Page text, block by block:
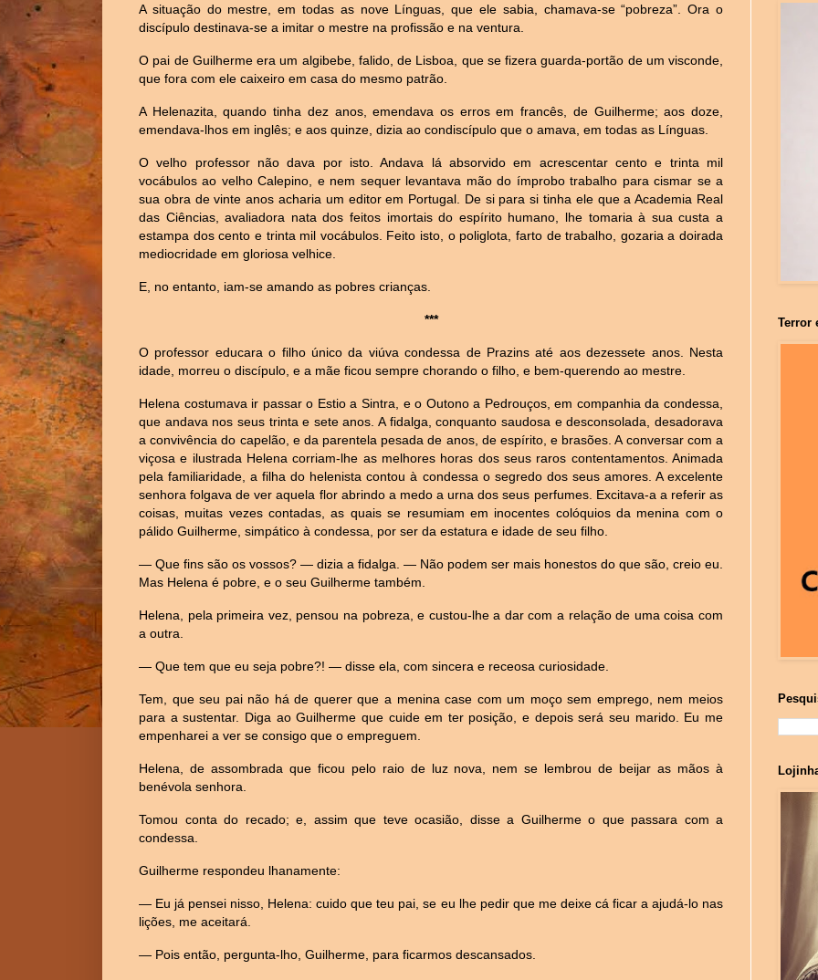
A situação do mestre, em todas as nove Línguas, que ele sabia, chamava-se “pobreza”. Ora o
discípulo destinava-se a imitar o mestre na profissão e na ventura.
O pai de Guilherme era um algibebe, falido, de Lisboa, que se fizera guarda-portão de um visconde,
que fora com ele caixeiro em casa do mesmo patrão.
A Helenazita, quando tinha dez anos, emendava os erros em francês, de Guilherme; aos doze,
emendava-lhos em inglês; e aos quinze, dizia ao condiscípulo que o amava, em todas as Línguas.
O velho professor não dava por isto. Andava lá absorvido em acrescentar cento e trinta mil
vocábulos ao velho Calepino, e nem sequer levantava mão do ímprobo trabalho para cismar se a
sua obra de vinte anos acharia um editor em Portugal. De si para si tinha ele que a Academia Real
das Ciências, avaliadora nata dos feitos imortais do espírito humano, lhe tomaria à sua custa a
estampa dos cento e trinta mil vocábulos. Feito isto, o poliglota, farto de trabalho, gozaria a doirada
mediocridade em gloriosa velhice.
E, no entanto, iam-se amando as pobres crianças.
***
O professor educara o filho único da viúva condessa de Prazins até aos dezessete anos. Nesta
idade, morreu o discípulo, e a mãe ficou sempre chorando o filho, e bem-querendo ao mestre.
Helena costumava ir passar o Estio a Sintra, e o Outono a Pedrouços, em companhia da condessa,
que andava nos seus trinta e sete anos. A fidalga, conquanto saudosa e desconsolada, desadorava
a convivência do capelão, e da parentela pesada de anos, de espírito, e brasões. A conversar com a
viçosa e ilustrada Helena corriam-lhe as melhores horas dos seus raros contentamentos. Animada
pela familiaridade, a filha do helenista contou à condessa o segredo dos seus amores. A excelente
senhora folgava de ver aquela flor abrindo a medo a urna dos seus perfumes. Excitava-a a referir as
coisas, muitas vezes contadas, as quais se resumiam em inocentes colóquios da menina com o
pálido Guilherme, simpático à condessa, por ser da estatura e idade de seu filho.
— Que fins são os vossos? — dizia a fidalga. — Não podem ser mais honestos do que são, creio eu.
Mas Helena é pobre, e o seu Guilherme também.
Helena, pela primeira vez, pensou na pobreza, e custou-lhe a dar com a relação de uma coisa com
a outra.
— Que tem que eu seja pobre?! — disse ela, com sincera e receosa curiosidade.
Tem, que seu pai não há de querer que a menina case com um moço sem emprego, nem meios
para a sustentar. Diga ao Guilherme que cuide em ter posição, e depois será seu marido. Eu me
empenharei a ver se consigo que o empreguem.
Helena, de assombrada que ficou pelo raio de luz nova, nem se lembrou de beijar as mãos à
benévola senhora.
Tomou conta do recado; e, assim que teve ocasião, disse a Guilherme o que passara com a
condessa.
Guilherme respondeu lhanamente:
— Eu já pensei nisso, Helena: cuido que teu pai, se eu lhe pedir que me deixe cá ficar a ajudá-lo nas
lições, me aceitará.
— Pois então, pergunta-lho, Guilherme, para ficarmos descansados.
Terror